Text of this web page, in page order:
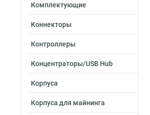
Комплектующие
Коннекторы
Контроллеры
Концентраторы/USB Hub
Корпуса
Корпуса для майнинга